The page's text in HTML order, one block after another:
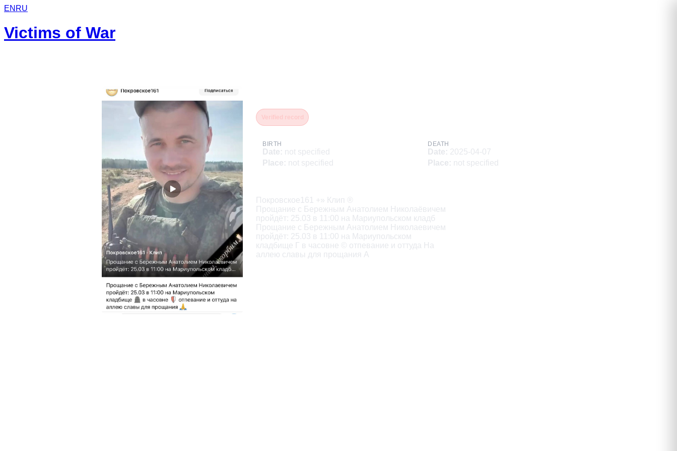
EN RU
Victims of War
BIRTH
Date: not specified
Place: not specified
DEATH
Date: 2025-04-07
Place: not specified
Покровское161 +» Клип ®
Прощание с Бережным Анатолием Николаёвичем
пройдёт: 25.03 в 11:00 на Мариупольском кладб
Прощание с Бережным Анатолием Николаевичем
пройдёт: 25.03 в 11:00 на Мариупольском
кладбище Г в часовне © отпевание и оттуда Ha
аллею славы для прощания A